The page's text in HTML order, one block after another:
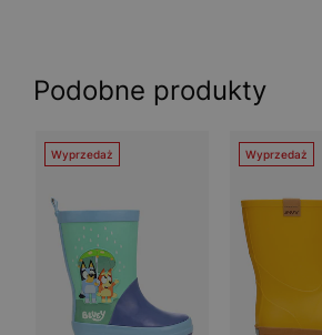
Podobne produkty
Wyprzedaż Wyprzedaż